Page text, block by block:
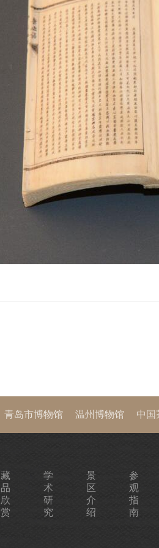
青岛市博物馆 温州博物馆 中国
陕西历史博物馆 首都博物馆 中
藏
品
欣
赏
学
术
研
究
景
区
介
绍
参
观
指
南